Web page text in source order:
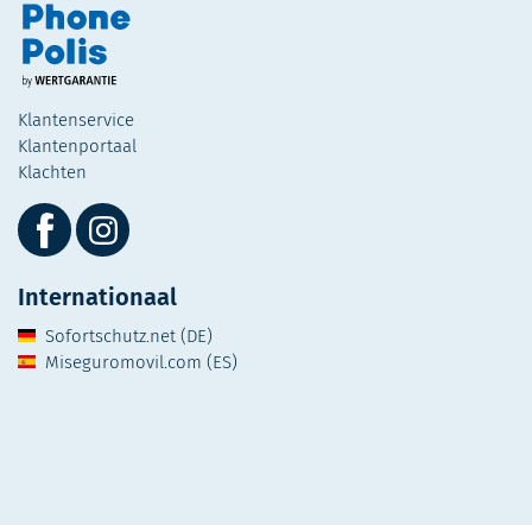
Klantenservice
Klantenportaal
Klachten
Internationaal
Sofortschutz.net (DE)
Miseguromovil.com (ES)